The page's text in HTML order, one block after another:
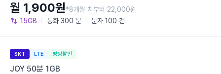
15GB 통화 300 분 문자 100 건
월 1,900원*8개월 차부터 22,000원
SKT LTE 평생할인
JOY 50분 1GB